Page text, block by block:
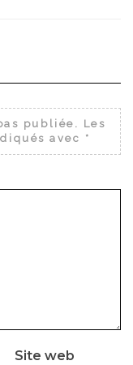
publiée. Les
avec *
Site web